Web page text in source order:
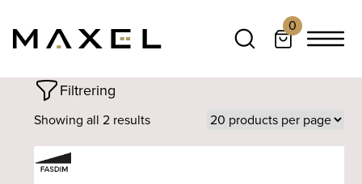
0
Filtrering
Showing all 2 results